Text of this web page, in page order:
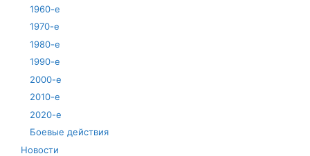
1960-е
1970-е
1980-е
1990-е
2000-е
2010-е
2020-е
Боевые действия
Новости